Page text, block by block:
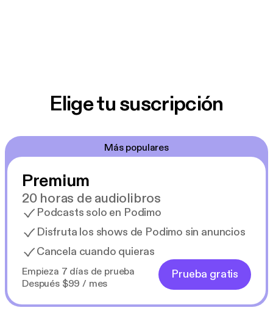
Elige tu suscripción
Más populares
Premium
20 horas de audiolibros
Podcasts solo en Podimo
Disfruta los shows de Podimo sin anuncios
Cancela cuando quieras
Empieza 7 días de prueba
Después $99 / mes
Prueba gratis